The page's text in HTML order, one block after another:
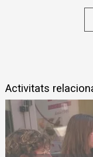
Activitats